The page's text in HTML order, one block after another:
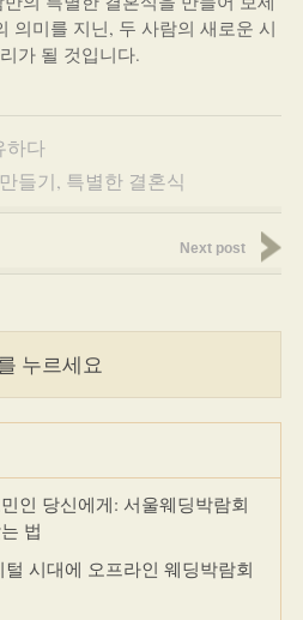
의미를 지닌, 두 사람의 새로운 시
가 될 것입니다.
하다
들기, 특별한 결혼식
Next post
누르세요
인 당신에게: 서울웨딩박람회
법
시대에 오프라인 웨딩박람회